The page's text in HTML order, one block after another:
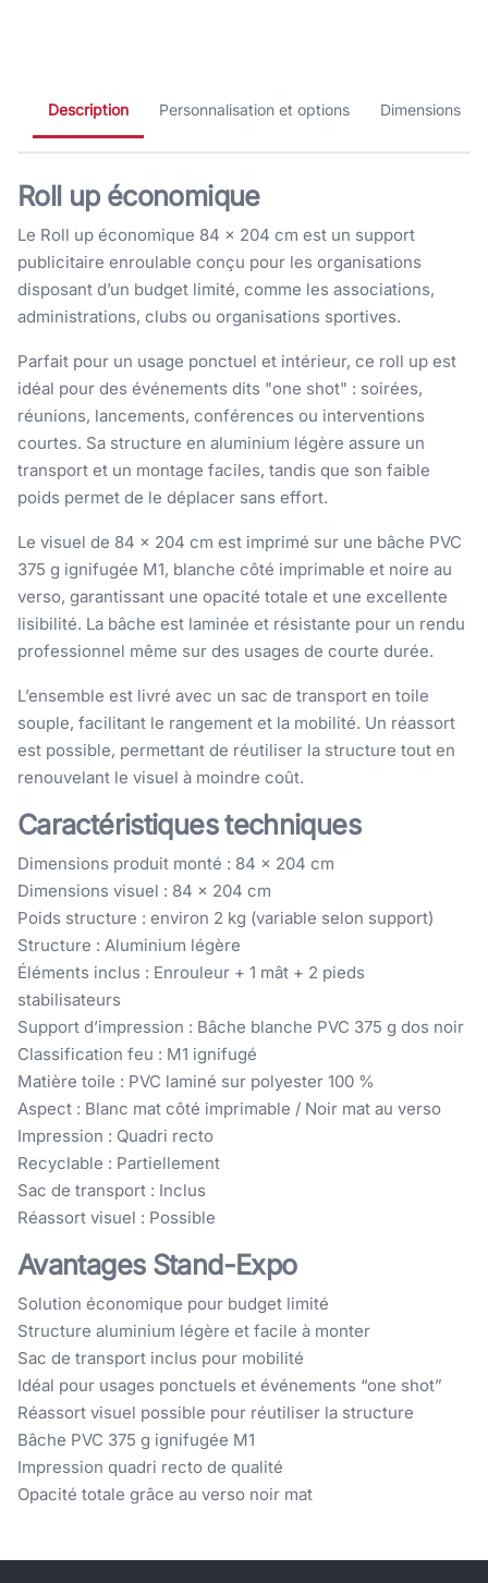
Description Personnalisation et options Dimensions
Roll up économique
Le Roll up économique 84 × 204 cm est un support
publicitaire enroulable conçu pour les organisations
disposant d’un budget limité, comme les associations,
administrations, clubs ou organisations sportives.
Parfait pour un usage ponctuel et intérieur, ce roll up est
idéal pour des événements dits "one shot" : soirées,
réunions, lancements, conférences ou interventions
courtes. Sa structure en aluminium légère assure un
transport et un montage faciles, tandis que son faible
poids permet de le déplacer sans effort.
Le visuel de 84 × 204 cm est imprimé sur une bâche PVC
375 g ignifugée M1, blanche côté imprimable et noire au
verso, garantissant une opacité totale et une excellente
lisibilité. La bâche est laminée et résistante pour un rendu
professionnel même sur des usages de courte durée.
L’ensemble est livré avec un sac de transport en toile
souple, facilitant le rangement et la mobilité. Un réassort
est possible, permettant de réutiliser la structure tout en
renouvelant le visuel à moindre coût.
Caractéristiques techniques
Dimensions produit monté : 84 × 204 cm
Dimensions visuel : 84 × 204 cm
Poids structure : environ 2 kg (variable selon support)
Structure : Aluminium légère
Éléments inclus : Enrouleur + 1 mât + 2 pieds
stabilisateurs
Support d’impression : Bâche blanche PVC 375 g dos noir
Classification feu : M1 ignifugé
Matière toile : PVC laminé sur polyester 100 %
Aspect : Blanc mat côté imprimable / Noir mat au verso
Impression : Quadri recto
Recyclable : Partiellement
Sac de transport : Inclus
Réassort visuel : Possible
Avantages Stand-Expo
Solution économique pour budget limité
Structure aluminium légère et facile à monter
Sac de transport inclus pour mobilité
Idéal pour usages ponctuels et événements “one shot”
Réassort visuel possible pour réutiliser la structure
Bâche PVC 375 g ignifugée M1
Impression quadri recto de qualité
Opacité totale grâce au verso noir mat